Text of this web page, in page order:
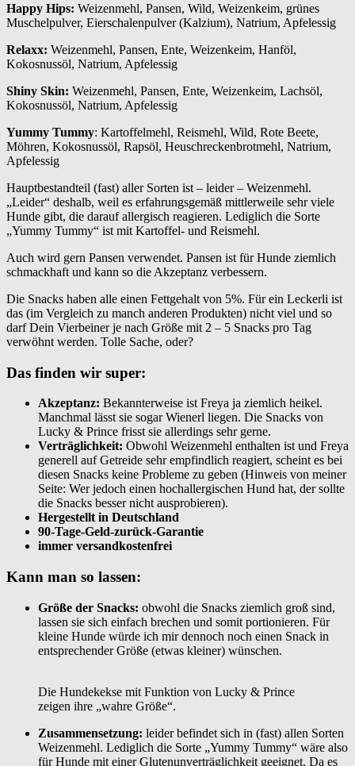
Happy Hips: Weizenmehl, Pansen, Wild, Weizenkeim, grünes
Muschelpulver, Eierschalenpulver (Kalzium), Natrium, Apfelessig
Relaxx: Weizenmehl, Pansen, Ente, Weizenkeim, Hanföl,
Kokosnussöl, Natrium, Apfelessig
Shiny Skin: Weizenmehl, Pansen, Ente, Weizenkeim, Lachsöl,
Kokosnussöl, Natrium, Apfelessig
Yummy Tummy: Kartoffelmehl, Reismehl, Wild, Rote Beete,
Möhren, Kokosnussöl, Rapsöl, Heuschreckenbrotmehl, Natrium,
Apfelessig
Hauptbestandteil (fast) aller Sorten ist – leider – Weizenmehl.
„Leider“ deshalb, weil es erfahrungsgemäß mittlerweile sehr viele
Hunde gibt, die darauf allergisch reagieren. Lediglich die Sorte
„Yummy Tummy“ ist mit Kartoffel- und Reismehl.
Auch wird gern Pansen verwendet. Pansen ist für Hunde ziemlich
schmackhaft und kann so die Akzeptanz verbessern.
Die Snacks haben alle einen Fettgehalt von 5%. Für ein Leckerli ist
das (im Vergleich zu manch anderen Produkten) nicht viel und so
darf Dein Vierbeiner je nach Größe mit 2 – 5 Snacks pro Tag
verwöhnt werden. Tolle Sache, oder?
Das finden wir super:
Akzeptanz: Bekannterweise ist Freya ja ziemlich heikel.
Manchmal lässt sie sogar Wienerl liegen. Die Snacks von
Lucky & Prince frisst sie allerdings sehr gerne.
Verträglichkeit: Obwohl Weizenmehl enthalten ist und Freya
generell auf Getreide sehr empfindlich reagiert, scheint es bei
diesen Snacks keine Probleme zu geben (Hinweis von meiner
Seite: Wer jedoch einen hochallergischen Hund hat, der sollte
die Snacks besser nicht ausprobieren).
Hergestellt in Deutschland
90-Tage-Geld-zurück-Garantie
immer versandkostenfrei
Kann man so lassen:
Größe der Snacks: obwohl die Snacks ziemlich groß sind,
lassen sie sich einfach brechen und somit portionieren. Für
kleine Hunde würde ich mir dennoch noch einen Snack in
entsprechender Größe (etwas kleiner) wünschen.
Die Hundekekse mit Funktion von Lucky & Prince
zeigen ihre „wahre Größe“.
Zusammensetzung: leider befindet sich in (fast) allen Sorten
Weizenmehl. Lediglich die Sorte „Yummy Tummy“ wäre also
für Hunde mit einer Glutenunverträglichkeit geeignet. Da es